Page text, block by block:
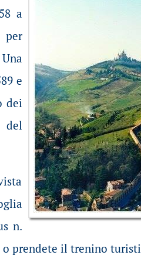
a
per
e
dei
del
n.
prendete il trenino